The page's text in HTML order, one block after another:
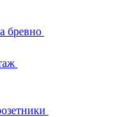
бревно